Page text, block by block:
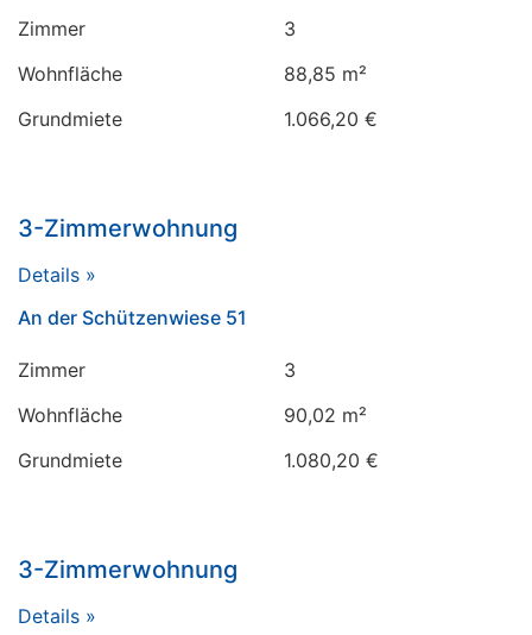
Zimmer
3
Wohnfläche
88,85 m²
Grundmiete
1.066,20 €
3-Zimmerwohnung
Details »
An der Schützenwiese 51
Zimmer
3
Wohnfläche
90,02 m²
Grundmiete
1.080,20 €
3-Zimmerwohnung
Details »